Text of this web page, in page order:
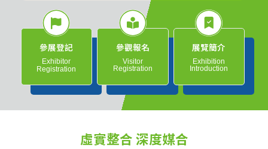
參展登記
Exhibitor
Registration
參觀報名
Visitor
Registration
展覽簡介
Exhibition
Introduction
虛實整合 深度媒合